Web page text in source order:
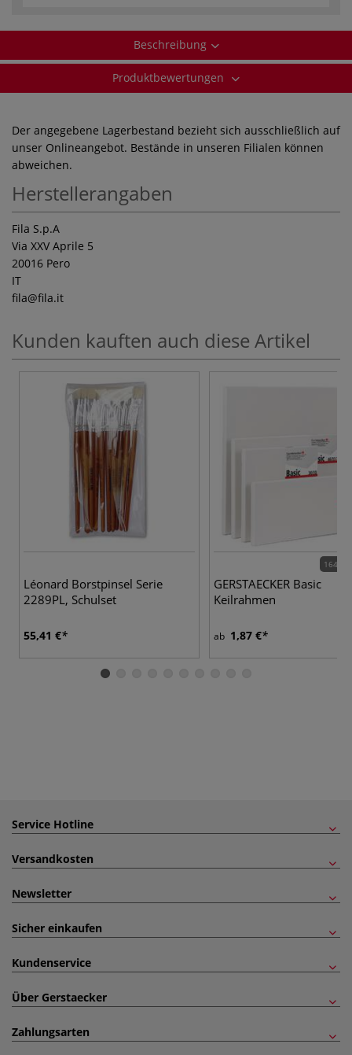
Beschreibung
Produktbewertungen
Der angegebene Lagerbestand bezieht sich ausschließlich auf
unser Onlineangebot. Bestände in unseren Filialen können
abweichen.
Herstellerangaben
Fila S.p.A
Via XXV Aprile 5
20016 Pero
IT
fila@fila.it
Kunden kauften auch diese Artikel
Léonard Borstpinsel Serie
2289PL, Schulset
55,41 €
164
GERSTAECKER Basic
Keilrahmen
ab 1,87 €
Service Hotline
Versandkosten
Newsletter
Sicher einkaufen
Kundenservice
Über Gerstaecker
Zahlungsarten